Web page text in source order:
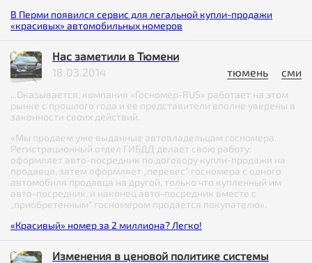
В Перми появился сервис для легальной купли-продажи
«красивых» автомобильных номеров
Нас заметили в Тюмени
18.03.2014
тюмень сми
...Оказывается, компания «Госномер-RUS» работает на этом
рынке с прошлого года и ее представители вполне уверены в
законности своих действий.
«Мы продаем уже выданные автовладельцам госномера.
Регистрационный отдел ГИБДД делает свою работу:
оформляет авто-посредник по договору купли-продажи на
продавца, затем оформляет „перевес“ госномера с одного
автомобиля продавца на другой, только что купленный им
авто-посредник, и наконец авто-посредник вместе с
„приобретенным“ госномером продается покупателю».
«Красивый» номер за 2 миллиона? Легко!
Изменения в ценовой политике системы